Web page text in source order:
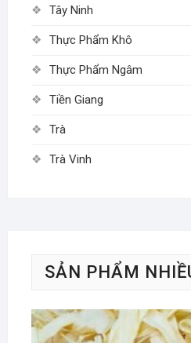
Tây Ninh
Thực Phẩm Khô
Thực Phẩm Ngâm
Tiền Giang
Trà
Trà Vinh
SẢN PHẨM